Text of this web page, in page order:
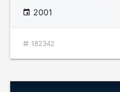
2001
182342